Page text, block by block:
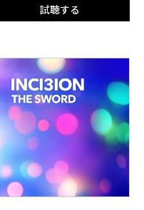
試聴する